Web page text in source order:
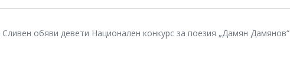
обяви девети Национален конкурс за поезия „Дамян Дамянов“